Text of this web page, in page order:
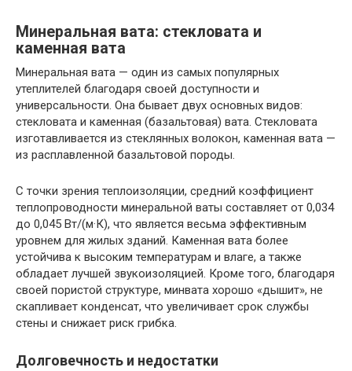
Минеральная вата: стекловата и
каменная вата
Минеральная вата — один из самых популярных
утеплителей благодаря своей доступности и
универсальности. Она бывает двух основных видов:
стекловата и каменная (базальтовая) вата. Стекловата
изготавливается из стеклянных волокон, каменная вата —
из расплавленной базальтовой породы.
С точки зрения теплоизоляции, средний коэффициент
теплопроводности минеральной ваты составляет от 0,034
до 0,045 Вт/(м·К), что является весьма эффективным
уровнем для жилых зданий. Каменная вата более
устойчива к высоким температурам и влаге, а также
обладает лучшей звукоизоляцией. Кроме того, благодаря
своей пористой структуре, минвата хорошо «дышит», не
скапливает конденсат, что увеличивает срок службы
стены и снижает риск грибка.
Долговечность и недостатки